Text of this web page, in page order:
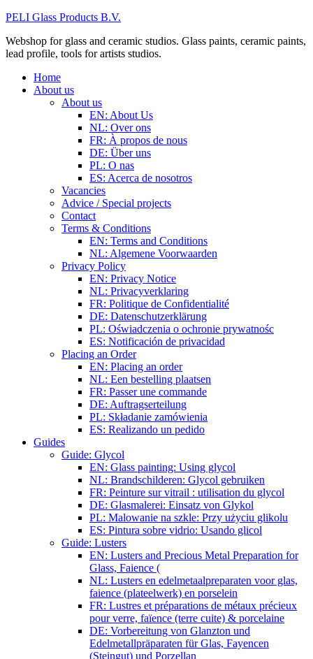
PELI Glass Products B.V.
Webshop for glass and ceramic studios. Glass paints, ceramic paints,
lead profile, tools for artists studios.
Home
About us
About us
EN: About Us
NL: Over ons
FR: À propos de nous
DE: Über uns
PL: O nas
ES: Acerca de nosotros
Vacancies
Advice / Special projects
Contact
Terms & Conditions
EN: Terms and Conditions
NL: Algemene Voorwaarden
Privacy Policy
EN: Privacy Notice
NL: Privacyverklaring
FR: Politique de Confidentialité
DE: Datenschutzerklärung
PL: Oświadczenia o ochronie prywatnośc
ES: Notificación de privacidad
Placing an Order
EN: Placing an order
NL: Een bestelling plaatsen
FR: Passer une commande
DE: Auftragserteilung
PL: Składanie zamówienia
ES: Realizando un pedido
Guides
Guide: Glycol
EN: Glass painting: Using glycol
NL: Brandschilderen: Glycol gebruiken
FR: Peinture sur vitrail : utilisation du glycol
DE: Glasmalerei: Einsatz von Glykol
PL: Malowanie na szkle: Przy użyciu glikolu
ES: Pintura sobre vidrio: Usando glicol
Guide: Lusters
EN: Lusters and Precious Metal Preparation for
Glass, Faience (
NL: Lusters en edelmetaalpreparaten voor glas,
faience (plateelwerk) en porselein
FR: Lustres et préparations de métaux précieux
pour verre, faïence (terre cuite) & porcelaine
DE: Vorbereitung von Glanzton und
Edelmetallpräparaten für Glas, Fayencen
(Steingut) und Porzellan